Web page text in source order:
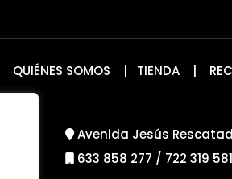
QUIÉNES SOMOS | TIENDA |
Avenida Jesús
633 858 277 / 722 319 581